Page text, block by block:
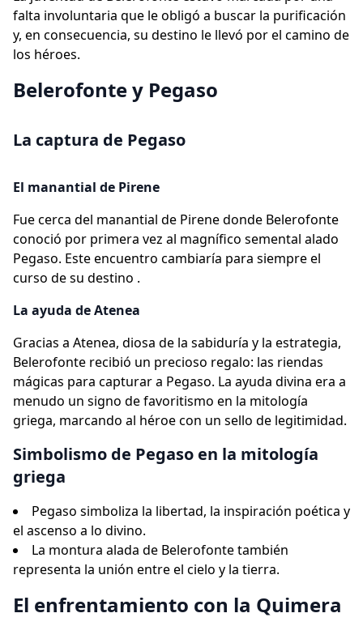
falta involuntaria que le obligó a buscar la purificación
y, en consecuencia, su destino le llevó por el camino de
los héroes.
Belerofonte y Pegaso
La captura de Pegaso
El manantial de Pirene
Fue cerca del manantial de Pirene donde Belerofonte
conoció por primera vez al magnífico semental alado
Pegaso. Este encuentro cambiaría para siempre el
curso de su destino .
La ayuda de Atenea
Gracias a Atenea, diosa de la sabiduría y la estrategia,
Belerofonte recibió un precioso regalo: las riendas
mágicas para capturar a Pegaso. La ayuda divina era a
menudo un signo de favoritismo en la mitología
griega, marcando al héroe con un sello de legitimidad.
Simbolismo de Pegaso en la mitología
griega
Pegaso simboliza la libertad, la inspiración poética y
el ascenso a lo divino.
La montura alada de Belerofonte también
representa la unión entre el cielo y la tierra.
El enfrentamiento con la Quimera